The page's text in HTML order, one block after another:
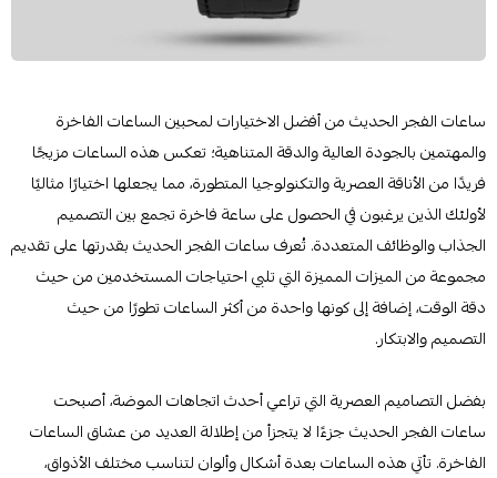
ساعات الفجر الحديث من أفضل الاختيارات لمحبين الساعات الفاخرة
والمهتمين بالجودة العالية والدقة المتناهية؛ تعكس هذه الساعات مزيجًا
فريدًا من الأناقة العصرية والتكنولوجيا المتطورة، مما يجعلها اختيارًا مثاليًا
لأولئك الذين يرغبون في الحصول على ساعة فاخرة تجمع بين التصميم
الجذاب والوظائف المتعددة. تُعرف ساعات الفجر الحديث بقدرتها على تقديم
مجموعة من الميزات المميزة التي تلبي احتياجات المستخدمين من حيث
دقة الوقت، إضافة إلى كونها واحدة من أكثر الساعات تطورًا من حيث
التصميم والابتكار.
بفضل التصاميم العصرية التي تراعي أحدث اتجاهات الموضة، أصبحت
ساعات الفجر الحديث جزءًا لا يتجزأ من إطلالة العديد من عشاق الساعات
الفاخرة. تأتي هذه الساعات بعدة أشكال وألوان لتناسب مختلف الأذواق،